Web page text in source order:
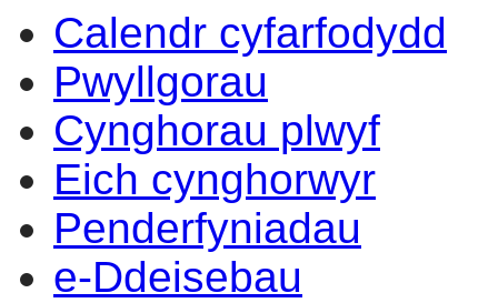
Calendr cyfarfodydd
Pwyllgorau
Cynghorau plwyf
Eich cynghorwyr
Penderfyniadau
e-Ddeisebau
14:00
14:00
14:00